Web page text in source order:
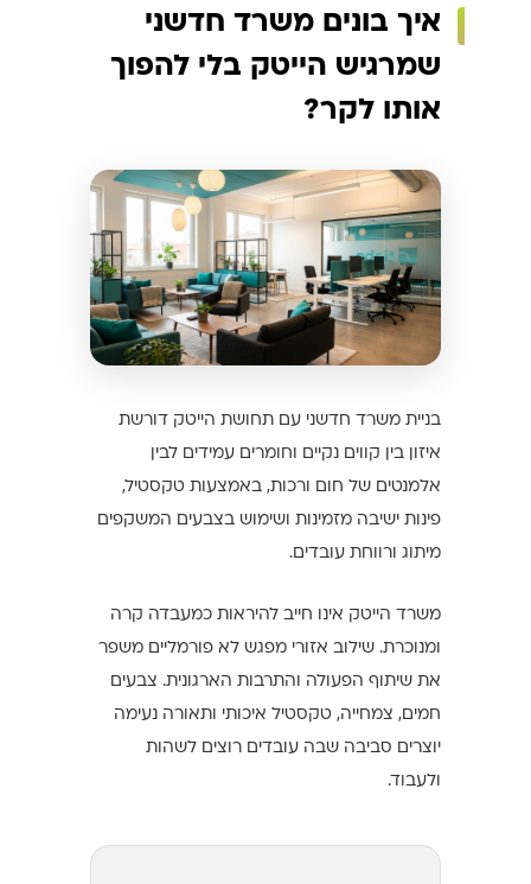
איך בונים משרד חדשני
שמרגיש הייטק בלי להפוך
אותו לקר?
בניית משרד חדשני עם תחושת הייטק דורשת
איזון בין קווים נקיים וחומרים עמידים לבין
אלמנטים של חום ורכות, באמצעות טקסטיל,
פינות ישיבה מזמינות ושימוש בצבעים המשקפים
מיתוג ורווחת עובדים.
משרד הייטק אינו חייב להיראות כמעבדה קרה
ומנוכרת. שילוב אזורי מפגש לא פורמליים משפר
את שיתוף הפעולה והתרבות הארגונית. צבעים
חמים, צמחייה, טקסטיל איכותי ותאורה נעימה
יוצרים סביבה שבה עובדים רוצים לשהות
ולעבוד.